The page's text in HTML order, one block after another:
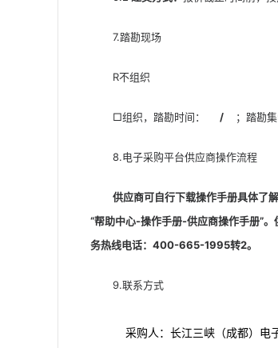
7.踏勘现场
R不组织
□组织，踏勘时间： / ；踏勘
8.电子采购平台供应商操作流程
供应商可自行下载操作手册具体了
“帮助中心-操作手册-供应商操作手册”。
务热线电话：400-665-1995转2。
9.联系方式
采购人：长江三峡（成都）电